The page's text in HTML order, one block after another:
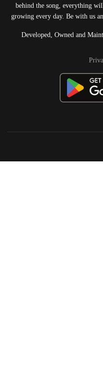
behind the song, everything
growing every day. Be with us
Developed, Owned and